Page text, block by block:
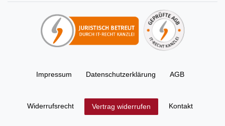
Impressum Daten­schutz­erklärung AGB
Widerrufs­recht Vertrag widerrufen Kontakt